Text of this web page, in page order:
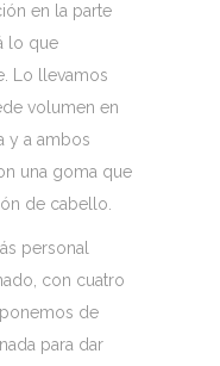
en la parte
lo que
Lo llevamos
volumen en
y a ambos
una goma que
de cabello.
personal
con cuatro
de
para dar